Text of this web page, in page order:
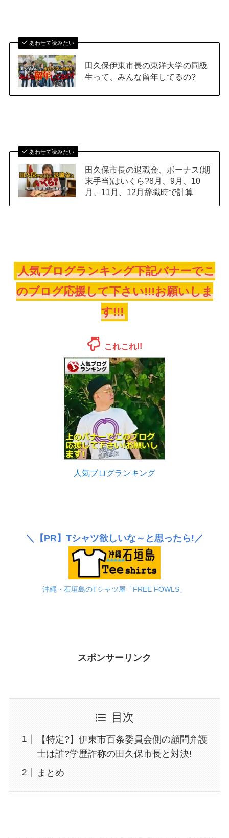
あわせて読みたい
田久保伊東市長の東洋大学の同級
生って、みんな留年してるの?
あわせて読みたい
田久保市長の退職金、ボーナス(期
末手当)はいくら?8月、9月、10
月、11月、12月辞職時で計算
人気ブログランキング下記バナーでこ
のブログ応援して下さい!!!お願いしま
す!!!
これこれ!!
人気ブログランキング
＼ 【PR】 Tシャツ欲しいな～と思ったら!／
沖縄・石垣島のTシャツ屋「FREE FOWLS」
スポンサーリンク
目次
【特定?】伊東市百条委員会側の顧問弁護
士は誰?学歴詐称の田久保市長と対決!
まとめ